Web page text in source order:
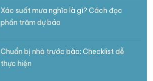
Xác suất mưa nghĩa là gì? Cách đọc
phần trăm dự báo
Chuẩn bị nhà trước bão: Checklist dễ
thực hiện